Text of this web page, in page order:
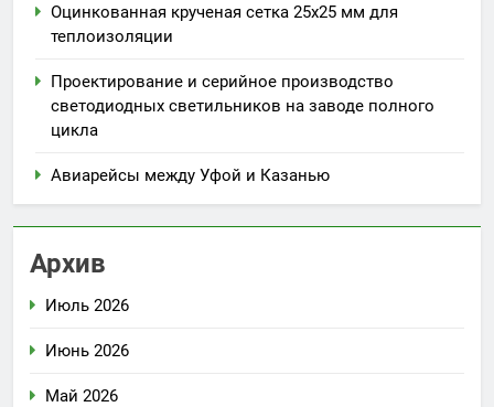
Оцинкованная крученая сетка 25х25 мм для
теплоизоляции
Проектирование и серийное производство
светодиодных светильников на заводе полного
цикла
Авиарейсы между Уфой и Казанью
Архив
Июль 2026
Июнь 2026
Май 2026